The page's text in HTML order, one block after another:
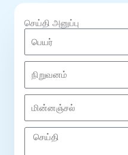
செய்தி அனுப்பு
ர்
வ
ன
ம்
னசெ